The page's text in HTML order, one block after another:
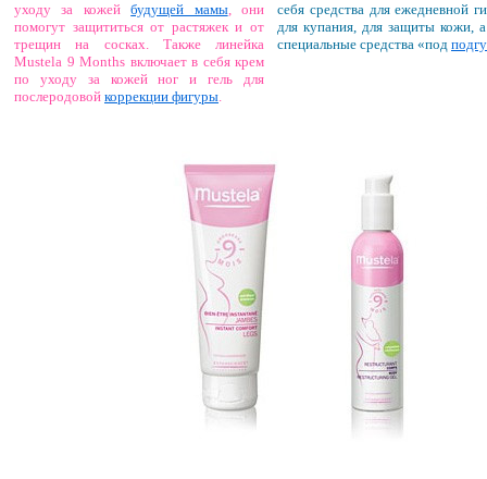
уходу за кожейбудущей мамы, они
помогут защититься от растяжек и от
трещин на сосках. Также линейка
Mustela 9 Months включает в себя крем
по уходу за кожей ног и гель для
послеродовой коррекции фигуры.
себя средства для ежедневной
для купания, для защиты кожи,
специальные средства «под